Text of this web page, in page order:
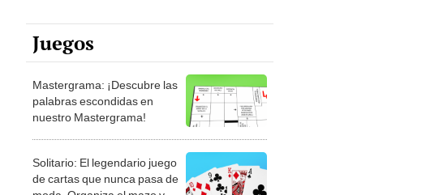
Juegos
Mastergrama: ¡Descubre las
palabras escondidas en
nuestro Mastergrama!
Solitario: El legendario juego
de cartas que nunca pasa de
moda. Organiza el mazo y